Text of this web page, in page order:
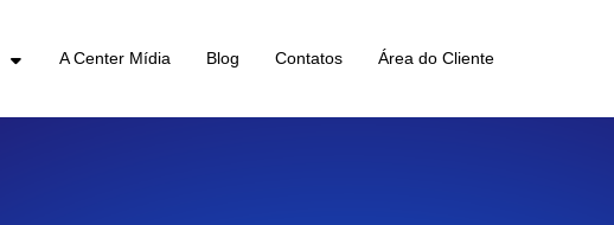
A Center Mídia Blog Contatos Área do Cliente